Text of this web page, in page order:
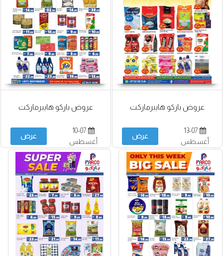
عروض باركو هايبرماركت
13-07
أغسطس
عرض
عروض باركو هايبرماركت
10-07
أغسطس
عرض